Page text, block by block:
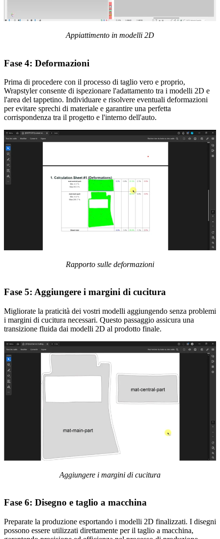
Appiattimento in modelli 2D
Fase 4: Deformazioni
Prima di procedere con il processo di taglio vero e proprio,
Wrapstyler consente di ispezionare l'adattamento tra i modelli 2D e
l'area del tappetino. Individuare e risolvere eventuali deformazioni
per evitare sprechi di materiale e garantire una perfetta
corrispondenza tra il progetto e l'interno dell'auto.
Rapporto sulle deformazioni
Fase 5: Aggiungere i margini di cucitura
Migliorate la praticità dei vostri modelli aggiungendo senza problemi
i margini di cucitura necessari. Questo passaggio assicura una
transizione fluida dai modelli 2D al prodotto finale.
Aggiungere i margini di cucitura
Fase 6: Disegno e taglio a macchina
Preparate la produzione esportando i modelli 2D finalizzati. I disegni
possono essere utilizzati direttamente per il taglio a macchina,